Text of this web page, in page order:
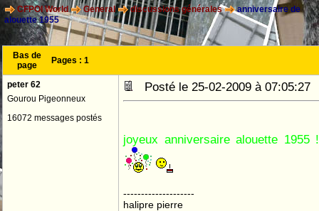
CFPOI World General discussions générales
anniversaire de
alouette 1955
Bas de
page
Pages : 1
peter 62
Gourou Pigeonneux
16072 messages postés
Posté le 25-02-2009 à
joyeux anniversaire alouette
--------------------
halipre pierre